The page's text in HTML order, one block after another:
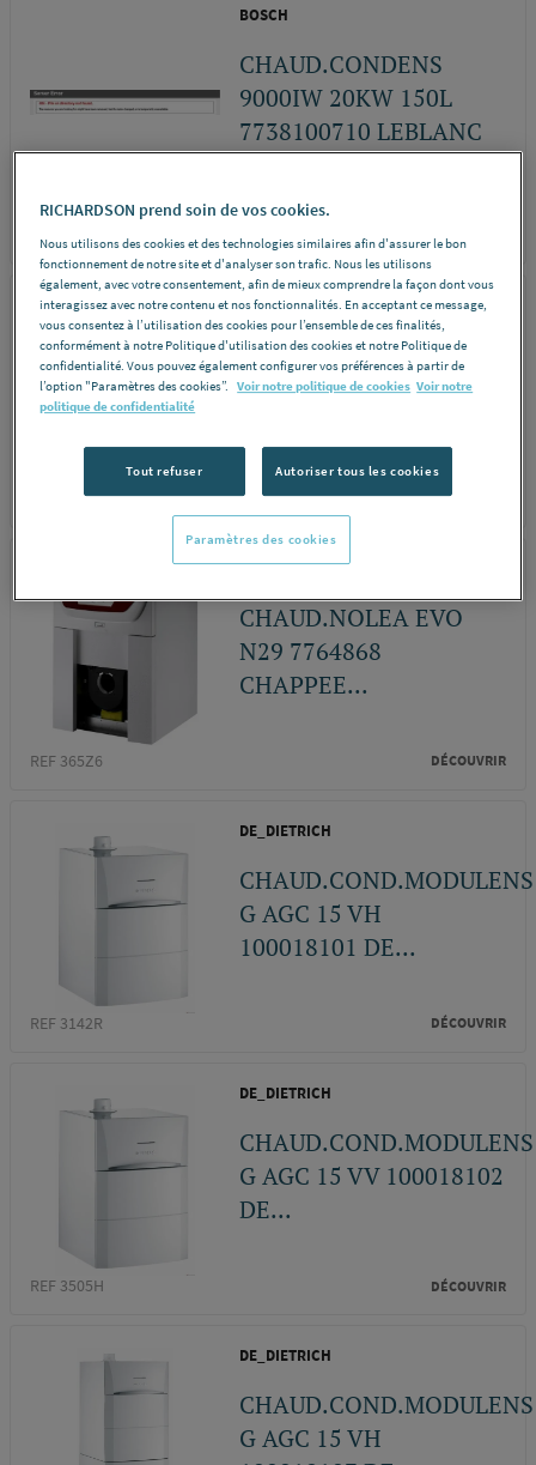
BOSCH
CHAUD.CONDENS
9000IW 20KW 150L
7738100710 LEBLANC
E...
REF 241A8 DÉCOUVRIR
AUER
CHAUD. PULSATOIRE
40KW 113440 INTUIS...
REF 229JZ DÉCOUVRIR
CHAPPEE
CHAUD.NOLEA EVO
N29 7764868
CHAPPEE...
REF 365Z6 DÉCOUVRIR
DE_DIETRICH
CHAUD.COND.MODULENS
G AGC 15 VH
100018101 DE...
REF 3142R DÉCOUVRIR
DE_DIETRICH
CHAUD.COND.MODULENS
G AGC 15 VV 100018102
DE...
REF 3505H DÉCOUVRIR
DE_DIETRICH
CHAUD.COND.MODULENS
G AGC 15 VH
RICHARDSON prend soin de vos cookies.
Nous utilisons des cookies et des technologies similaires afin d'assurer le bon
fonctionnement de notre site et d'analyser son trafic. Nous les utilisons
également, avec votre consentement, afin de mieux comprendre la façon dont vous
interagissez avec notre contenu et nos fonctionnalités. En acceptant ce message,
vous consentez à l’utilisation des cookies pour l’ensemble de ces finalités,
conformément à notre Politique d'utilisation des cookies et notre Politique de
confidentialité. Vous pouvez également configurer vos préférences à partir de
l’option "Paramètres des cookies”. Voir notre politique de cookies Voir notre
politique de confidentialité
Tout refuser Autoriser tous les cookies
Paramètres des cookies